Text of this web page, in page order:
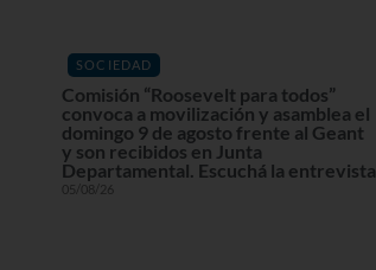
SOCIEDAD
Comisión “Roosevelt para todos”
convoca a movilización y asamblea el
domingo 9 de agosto frente al Geant
y son recibidos en Junta
Departamental. Escuchá la entrevista
05/08/26